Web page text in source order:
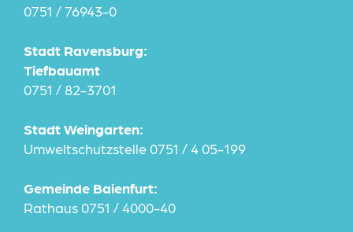
0751 / 76943-0
Stadt Ravensburg:
Tiefbauamt
0751 / 82-3701
Stadt Weingarten:
Umweltschutzstelle 0751 / 4 05-199
Gemeinde Baienfurt:
Rathaus 0751 / 4000-40